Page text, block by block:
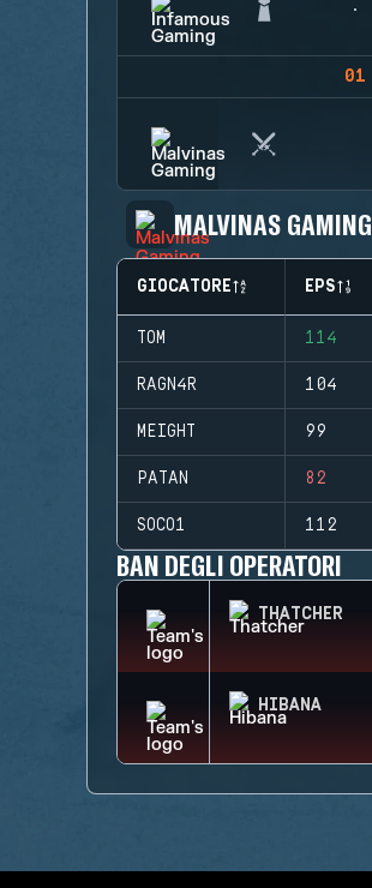
01
MALVINAS GAMING
GIOCATORE EPS
TOM 114
RAGN4R 104
MEIGHT 99
PATAN 82
SOCO1 112
BAN DEGLI OPERATORI
THATCHER
HIBANA